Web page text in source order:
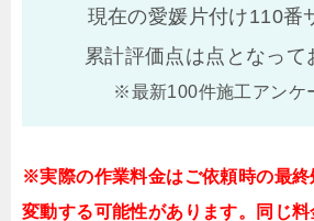
現在の愛媛片付け110番
累計評価点は点となって
※最新100件施工アンケ
※実際の作業料金はご依頼時の最終
変動する可能性があります。同じ料